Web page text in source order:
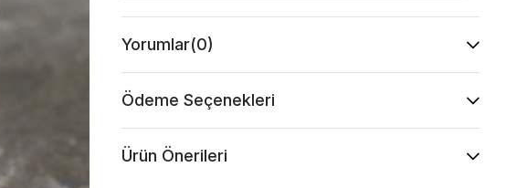
Yorumlar(0)
Ödeme Seçenekleri
Ürün Önerileri